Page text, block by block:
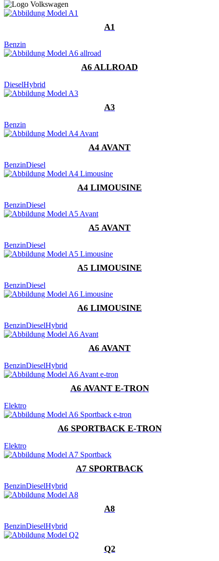
A1
Benzin
A6 ALLROAD
DieselHybrid
A3
Benzin
A4 AVANT
BenzinDiesel
A4 LIMOUSINE
BenzinDiesel
A5 AVANT
BenzinDiesel
A5 LIMOUSINE
BenzinDiesel
A6 LIMOUSINE
BenzinDieselHybrid
A6 AVANT
BenzinDieselHybrid
A6 AVANT E-TRON
Elektro
A6 SPORTBACK E-TRON
Elektro
A7 SPORTBACK
BenzinDieselHybrid
A8
BenzinDieselHybrid
Q2